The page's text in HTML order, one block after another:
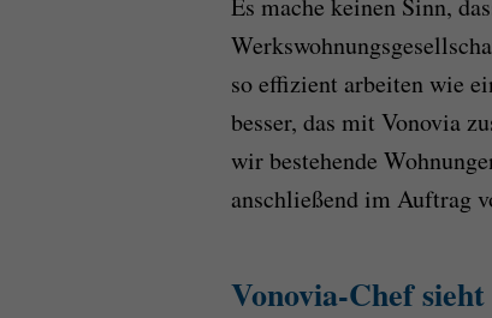
so effizient arbeiten wie
besser, das mit Vonovia
wir bestehende
anschließend im Auftrag
Vonovia-Chef